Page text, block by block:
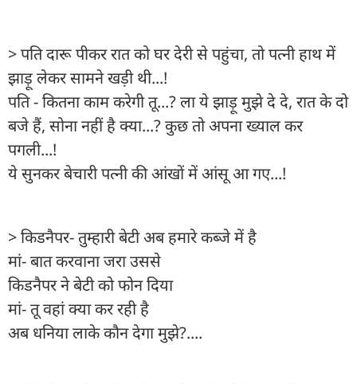
> पति दारू पीकर रात को घर देरी से पहुंचा, तो पत्नी हाथ में
झाड़ू लेकर सामने खड़ी थी...!
पति - कितना काम करेगी तू...? ला ये झाड़ू मुझे दे दे, रात के दो
बजे हैं, सोना नहीं है क्या...? कुछ तो अपना ख्याल कर
पगली...!
ये सुनकर बेचारी पत्नी की आंखों में आंसू आ गए...!
> किडनैपर- तुम्हारी बेटी अब हमारे कब्जे में है
मां- बात करवाना जरा उससे
किडनैपर ने बेटी को फोन दिया
मां- तू वहां क्या कर रही है
अब धनिया लाके कौन देगा मुझे?....